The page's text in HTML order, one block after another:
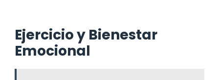
Ejercicio y Bienestar
Emocional